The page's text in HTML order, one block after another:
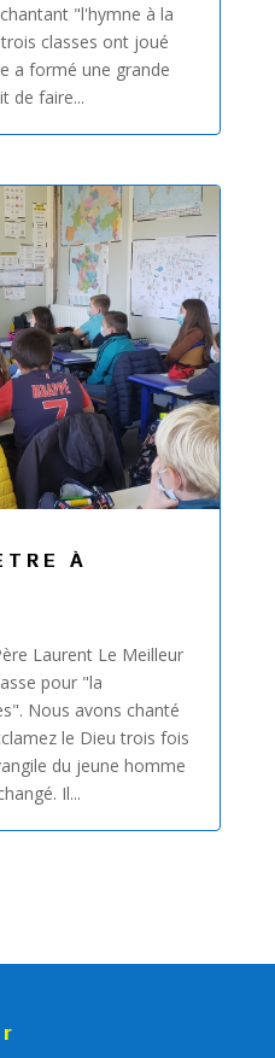
"l'hymne à la
classes ont joué
a formé une grande
de faire...
À
Laurent Le Meilleur
pour "la
Nous avons chanté
le Dieu trois fois
du jeune homme
Il...